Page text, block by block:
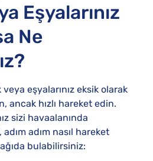
Eşyalarınız
Ne
eşyalarınız eksik olarak
ancak hızlı hareket edin.
sizi havaalanında
adım nasıl hareket
bulabilirsiniz: